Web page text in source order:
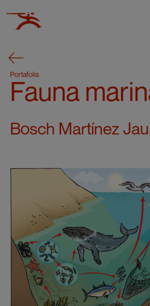
Portafolis
Fauna
Bosch Martínez